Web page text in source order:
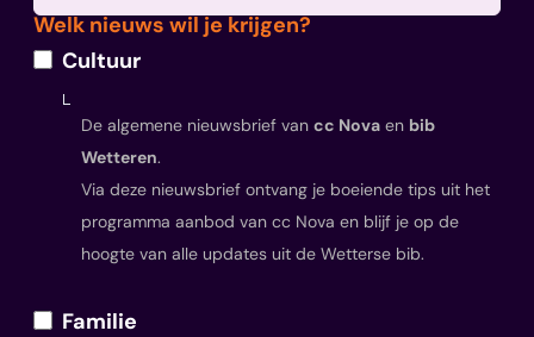
Welk nieuws wil je krijgen?
Cultuur
De algemene nieuwsbrief van cc Nova en bib
Wetteren.
Via deze nieuwsbrief ontvang je boeiende tips uit het
programma aanbod van cc Nova en blijf je op de
hoogte van alle updates uit de Wetterse bib.
Familie